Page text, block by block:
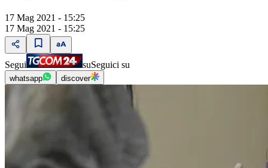
17 Mag 2021 - 15:25
17 Mag 2021 - 15:25
Segui suSeguici su
whatsapp discover